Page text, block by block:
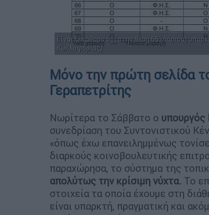
Είναι ξεκάθαρο ότι στην θέση 66 (Λάρισα)
Κυκλοφορίας)
Μόνο την πρώτη σελίδα
Γεραπετρίτης
Νωρίτερα το Σάββατο ο υπουργός
συνεδρίαση του Συντονιστικού
«όπως έχω επανειλημμένως
διαρκούς κοινοβουλευτικής
παραχώρησα, το σύστημα της
απολύτως την κρίσιμη νύχτα. Το
στοιχεία τα οποία έχουμε στη
είναι υπαρκτή, πραγματική και